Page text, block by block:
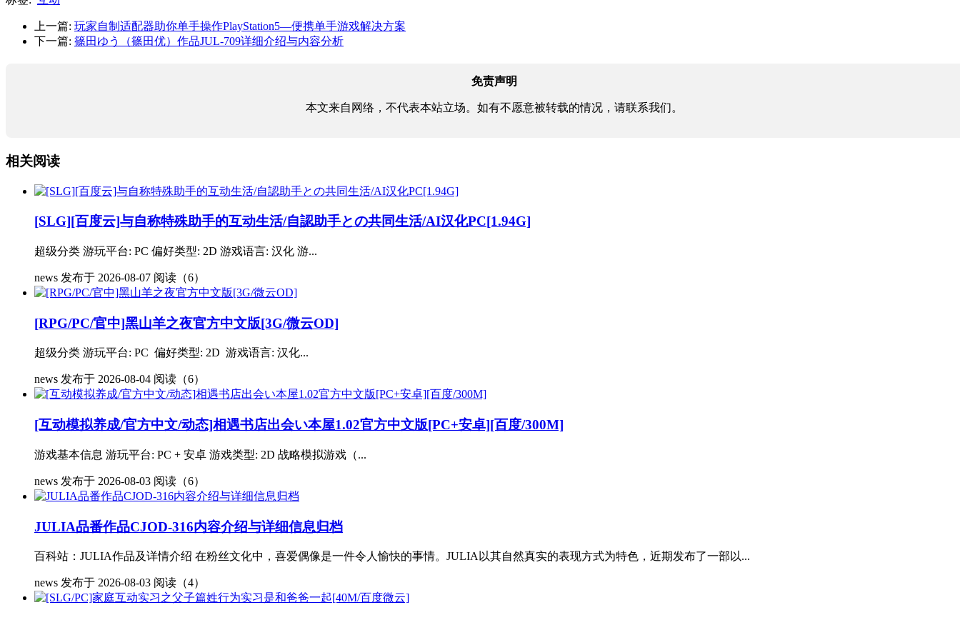
上一篇: 玩家自制适配器助你单手操作PlayStation5—便携单手游戏解决方案
下一篇: 篠田ゆう（篠田优）作品JUL-709详细介绍与内容分析
免责声明
本文来自网络，不代表本站立场。如有不愿意被转载的情况，请联系我们。
相关阅读
[SLG][百度云]与自称特殊助手的互动生活/自認助手との共同生活/AI汉化PC[1.94G]
超级分类 游玩平台: PC 偏好类型: 2D 游戏语言: 汉化 游...
news 发布于 2026-08-07 阅读（6）
[RPG/PC/官中]黑山羊之夜官方中文版[3G/微云OD]
超级分类 游玩平台: PC 偏好类型: 2D 游戏语言: 汉化...
news 发布于 2026-08-04 阅读（6）
[互动模拟养成/官方中文/动态]相遇书店出会い本屋1.02官方中文版[PC+安卓][百度/300M]
游戏基本信息 游玩平台: PC + 安卓 游戏类型: 2D 战略模拟游戏（...
news 发布于 2026-08-03 阅读（6）
JULIA品番作品CJOD-316内容介绍与详细信息归档
百科站：JULIA作品及详情介绍 在粉丝文化中，喜爱偶像是一件令人愉快的事情。JULIA以其自然真实的表现方式为特色，近期发布了一部以...
news 发布于 2026-08-03 阅读（4）